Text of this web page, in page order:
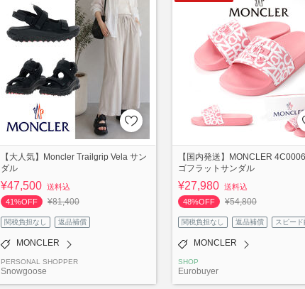
【大人気】Moncler Trailgrip Vela サン
ダル
¥47,500 送料込
41%OFF
¥81,400
関税負担なし 返品補償
MONCLER
PERSONAL SHOPPER
Snowgoose
【国内発送】MONCLER
ゴフラットサンダル
¥27,980 送料込
48%OFF
¥54,800
関税負担なし 返品補償 スピード
MONCLER
SHOP
Eurobuyer